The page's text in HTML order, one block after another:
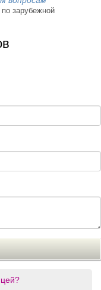
зарубежной